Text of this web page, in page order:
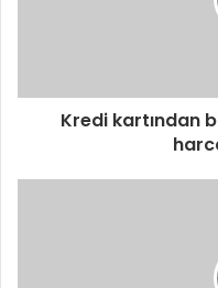
Kredi kartından